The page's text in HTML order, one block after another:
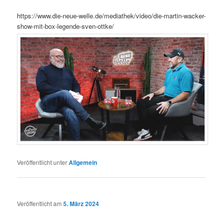
https://www.die-neue-welle.de/mediathek/video/die-martin-wacker-
show-mit-box-legende-sven-ottke/
Veröffentlicht unterAllgemein
Veröffentlicht am5. März 2024